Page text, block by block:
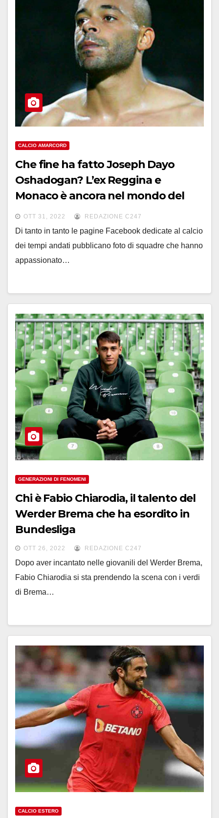
CALCIO AMARCORD
Che fine ha fatto Joseph Dayo
Oshadogan? L’ex Reggina e
Monaco è ancora nel mondo del
calcio
OTT 31, 2022 REDAZIONE C247
Di tanto in tanto le pagine Facebook dedicate al calcio
dei tempi andati pubblicano foto di squadre che hanno
appassionato…
GENERAZIONI DI FENOMENI
Chi è Fabio Chiarodia, il talento del
Werder Brema che ha esordito in
Bundesliga
OTT 26, 2022 REDAZIONE C247
Dopo aver incantato nelle giovanili del Werder Brema,
Fabio Chiarodia si sta prendendo la scena con i verdi
di Brema…
CALCIO ESTERO